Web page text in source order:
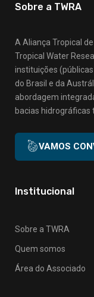
Sobre a TWRA
A Aliança Tropical
Tropical Water
instituições
do Brasil e da
abordagem
bacias hidrográficas
VAMOS
Institucional
Sobre a TWRA
Quem somos
Área do Associado